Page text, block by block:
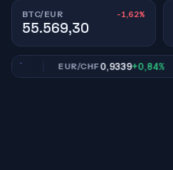
BTC/EUR -1,62%
55.569,30
EUR/CHF0,9339+0,84%